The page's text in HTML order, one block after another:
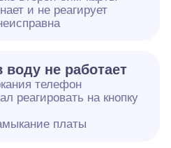
и не реагирует
не работает
телефон
реагировать на кнопку
платы